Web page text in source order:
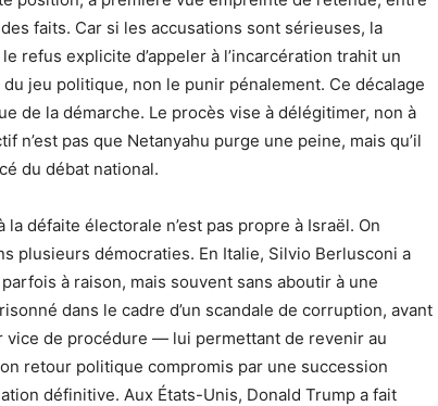
faits. Car si les accusations sont sérieuses, la
refus explicite d’appeler à l’incarcération trahit un
jeu politique, non le punir pénalement. Ce décalage
de la démarche. Le procès vise à délégitimer, non à
n’est pas que Netanyahu purge une peine, mais qu’il
du débat national.
défaite électorale n’est pas propre à Israël. On
plusieurs démocraties. En Italie, Silvio Berlusconi a
à raison, mais souvent sans aboutir à une
dans le cadre d’un scandale de corruption, avant
vice de procédure — lui permettant de revenir au
retour politique compromis par une succession
définitive. Aux États-Unis, Donald Trump a fait